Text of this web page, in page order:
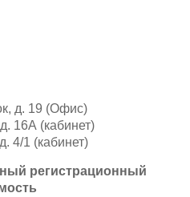
д. 19 (Офис)
16А (кабинет)
4/1 (кабинет)
регистрационный